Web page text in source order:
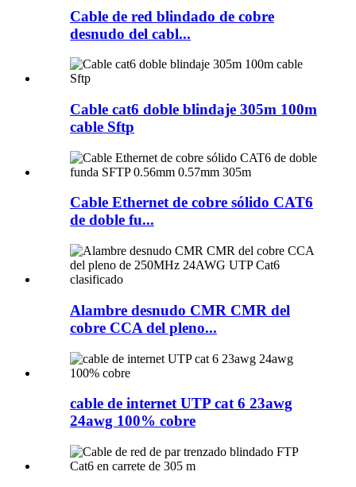
Cable de red blindado de cobre
desnudo del cabl...
Cable cat6 doble blindaje 305m 100m
cable Sftp
Cable Ethernet de cobre sólido CAT6
de doble fu...
Alambre desnudo CMR CMR del
cobre CCA del pleno...
cable de internet UTP cat 6 23awg
24awg 100% cobre